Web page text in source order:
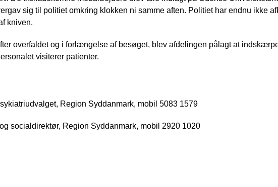
sig til politiet omkring klokken ni samme aften. Politiet har endnu ikke
kniven.
overfaldet og i forlængelse af besøget, blev afdelingen pålagt at
visiterer patienter.
Region Syddanmark, mobil 5083 1579
socialdirektør, Region Syddanmark, mobil 2920 1020